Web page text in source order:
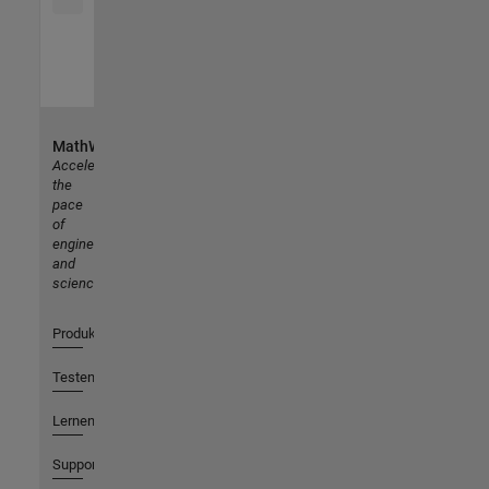
MathWorks
Accelerating
the
pace
of
engineering
and
science
Produkte
Testen oder Kaufen
Lernen
Support